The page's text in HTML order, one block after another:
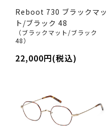
Reboot 730 ブラックマッ
ト/ブラック 48
（ブラックマット/ブラック
48）
22,000円(税込)